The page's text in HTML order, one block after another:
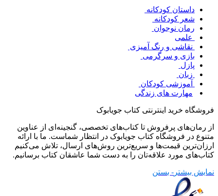
داستان کودکانه
شعر کودکانه
رمان نوجوان
علمی
نقاشی و رنگ آمیزی
بازی و سرگرمی
پازل
زبان
آموزشی کودکان
مهارت های زندگی
فروشگاه خرید اینترنتی کتاب جویابوک
از رمان‌های پرفروش تا کتاب‌های تخصصی، گنجینه‌ای از عناوین
متنوع در فروشگاه کتاب جویابوک در انتظار شماست. ما با ارائه
ارزان‌ترین قیمت‌ها و سریع‌ترین روش‌های ارسال، تلاش می‌کنیم
کتاب‌های مورد علاقه‌تان را به دست شما عاشقان کتاب برسانیم.
نمایش بیشتر - بستن